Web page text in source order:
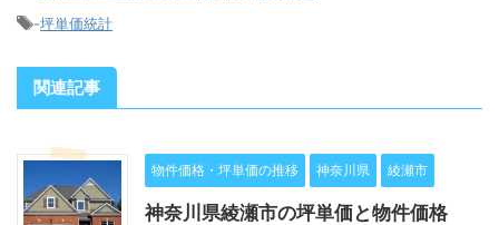
-坪単価統計
関連記事
物件価格・坪単価の推移 神奈川県 綾瀬市
神奈川県綾瀬市の坪単価と物件価格